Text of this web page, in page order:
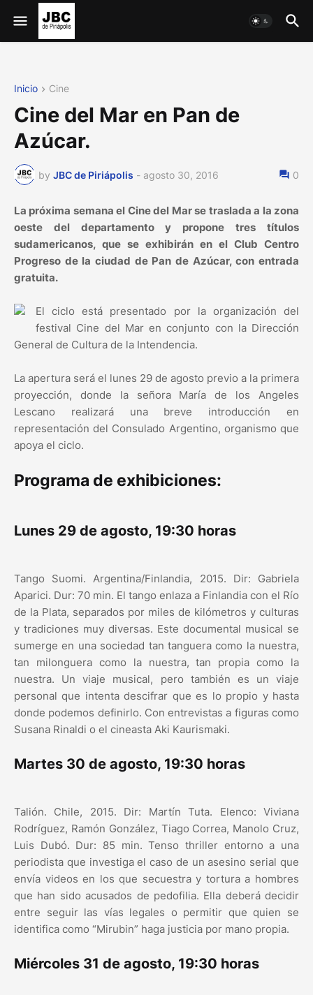
Inicio Cine
Cine del Mar en Pan de
Azúcar.
by JBC de Piriápolis - agosto 30, 2016 0
La próxima semana el Cine del Mar se traslada a la zona
oeste del departamento y propone tres títulos
sudamericanos, que se exhibirán en el Club Centro
Progreso de la ciudad de Pan de Azúcar, con entrada
gratuita.
El ciclo está presentado por la organización del
festival Cine del Mar en conjunto con la Dirección
General de Cultura de la Intendencia.
La apertura será el lunes 29 de agosto previo a la primera
proyección, donde la señora María de los Angeles
Lescano realizará una breve introducción en
representación del Consulado Argentino, organismo que
apoya el ciclo.
Programa de exhibiciones:
Lunes 29 de agosto, 19:30 horas
Tango Suomi. Argentina/Finlandia, 2015. Dir: Gabriela
Aparici. Dur: 70 min. El tango enlaza a Finlandia con el Río
de la Plata, separados por miles de kilómetros y culturas
y tradiciones muy diversas. Este documental musical se
sumerge en una sociedad tan tanguera como la nuestra,
tan milonguera como la nuestra, tan propia como la
nuestra. Un viaje musical, pero también es un viaje
personal que intenta descifrar que es lo propio y hasta
donde podemos definirlo. Con entrevistas a figuras como
Susana Rinaldi o el cineasta Aki Kaurismaki.
Martes 30 de agosto, 19:30 horas
Talión. Chile, 2015. Dir: Martín Tuta. Elenco: Viviana
Rodríguez, Ramón González, Tiago Correa, Manolo Cruz,
Luis Dubó. Dur: 85 min. Tenso thriller entorno a una
periodista que investiga el caso de un asesino serial que
envía videos en los que secuestra y tortura a hombres
que han sido acusados de pedofilia. Ella deberá decidir
entre seguir las vías legales o permitir que quien se
identifica como “Mirubin” haga justicia por mano propia.
Miércoles 31 de agosto, 19:30 horas